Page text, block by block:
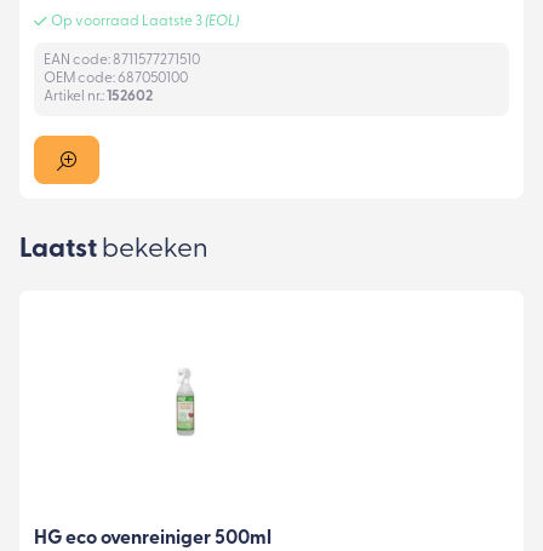
Op voorraad Laatste 3(EOL)
EAN code: 8711577271510
OEM code: 687050100
Artikel nr.:152602
Laatst bekeken
HG eco ovenreiniger 500ml